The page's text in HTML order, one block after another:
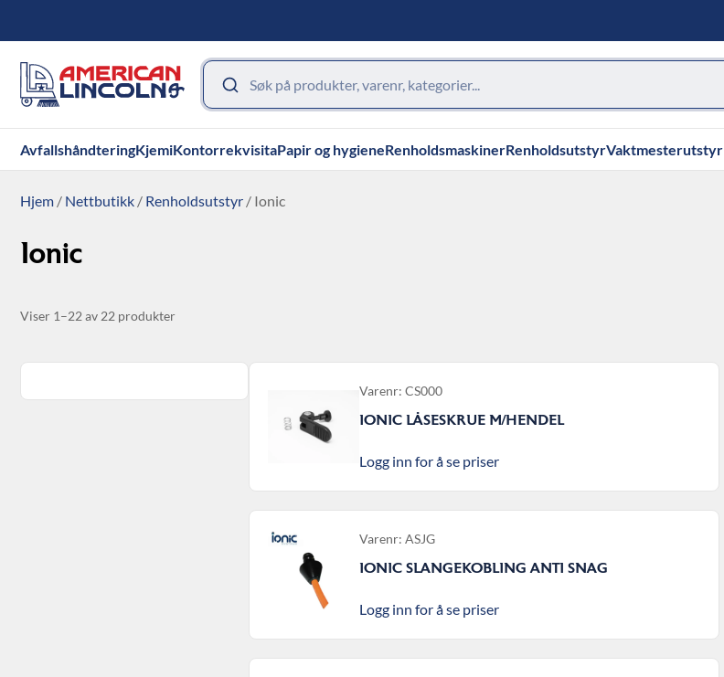
AvfallshåndteringKjemiKontorrekvisitaPapir og hygieneRenholdsmaskinerRenholdsutstyrVaktmesterutstyr
Hjem / Nettbutikk / Renholdsutstyr / Ionic
Ionic
Viser 1–22 av 22 produkter
Varenr: CS000
IONIC LÅSESKRUE M/HENDEL
Logg inn for å se priser
Varenr: ASJG
IONIC SLANGEKOBLING ANTI SNAG
Logg inn for å se priser